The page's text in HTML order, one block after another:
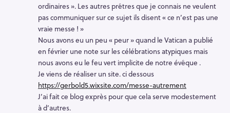
ordinaires ». Les autres prêtres que je connais ne veulent
pas communiquer sur ce sujet ils disent « ce n’est pas une
vraie messe ! »
Nous avons eu un peu « peur » quand le Vatican a publié
en février une note sur les célébrations atypiques mais
nous avons eu le feu vert implicite de notre évêque .
Je viens de réaliser un site. ci dessous
https://gerbold5.wixsite.com/messe-autrement
J’ai fait ce blog exprès pour que cela serve modestement
à d’autres.